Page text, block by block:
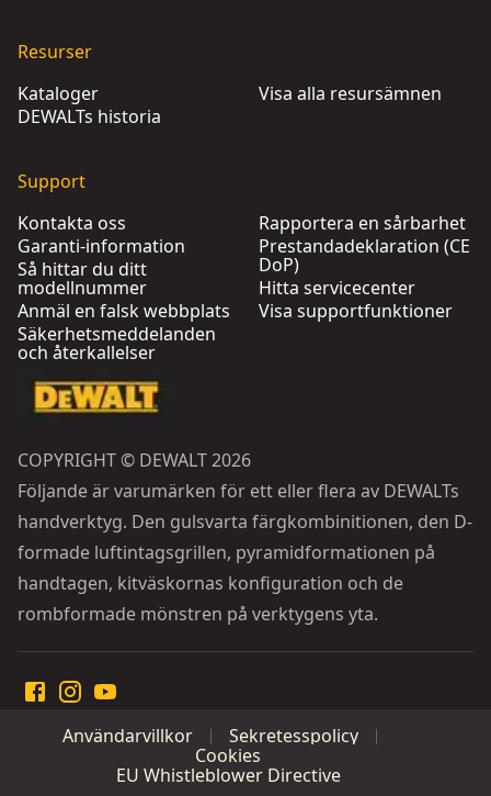
Resurser
Kataloger
DEWALTs historia
Visa alla resursämnen
Support
Kontakta oss
Garanti-information
Så hittar du ditt
modellnummer
Anmäl en falsk webbplats
Säkerhetsmeddelanden
och återkallelser
Rapportera en sårbarhet
Prestandadeklaration (CE
DoP)
Hitta servicecenter
Visa supportfunktioner
COPYRIGHT © DEWALT 2026
Följande är varumärken för ett eller flera av DEWALTs
handverktyg. Den gulsvarta färgkombinitionen, den D-
formade luftintagsgrillen, pyramidformationen på
handtagen, kitväskornas konfiguration och de
rombformade mönstren på verktygens yta.
Användarvillkor
Sekretesspolicy
Cookies
EU Whistleblower Directive